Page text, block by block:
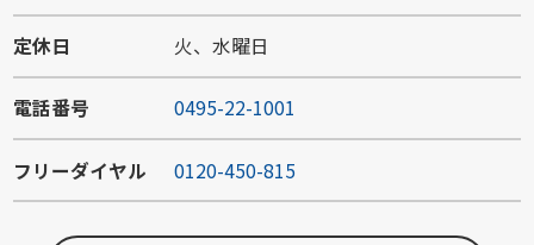
定休日 火、水曜日
電話番号 0495-22-1001
フリーダイヤル 0120-450-815